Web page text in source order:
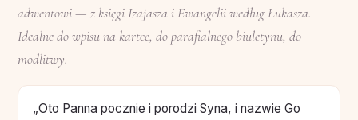
adwentowi — z księgi Izajasza i Ewangelii według Łukasza.
Idealne do wpisu na kartce, do parafialnego biuletynu, do
modlitwy.
„Oto Panna pocznie i porodzi Syna, i nazwie Go